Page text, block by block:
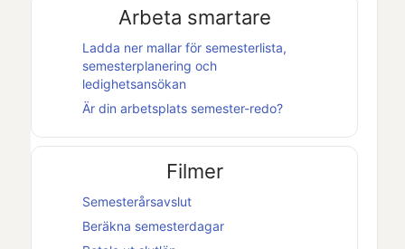
Arbeta smartare
Ladda ner mallar för semesterlista,
semesterplanering och
ledighetsansökan
Är din arbetsplats semester-redo?
Filmer
Semesterårsavslut
Beräkna semesterdagar